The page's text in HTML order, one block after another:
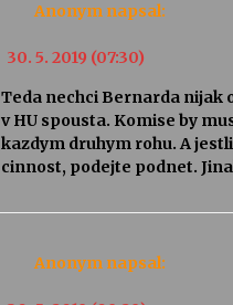
Anonym napsal:
30. 5. 2019 (07:30)
Teda nechci Bernarda nijak
v HU spousta. Komise by
kazdym druhym rohu. A
cinnost, podejte podnet.
Anonym napsal: